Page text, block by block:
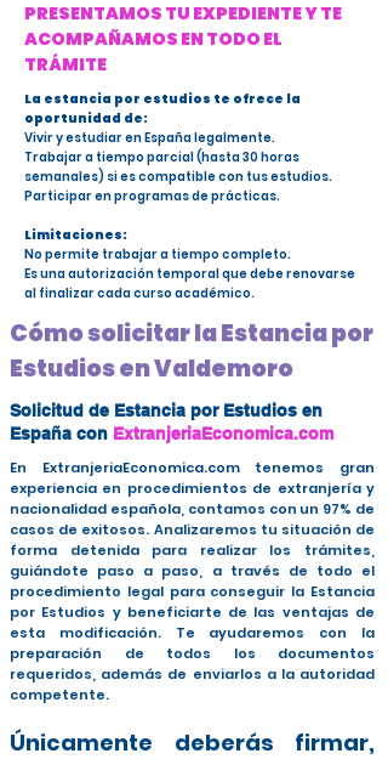
PRESENTAMOS TU EXPEDIENTE Y TE
ACOMPAÑAMOS EN TODO EL
TRÁMITE
La estancia por estudios te ofrece la
oportunidad de:
Vivir y estudiar en España legalmente.
Trabajar a tiempo parcial (hasta 30 horas
semanales) si es compatible con tus estudios.
Participar en programas de prácticas.
Limitaciones:
No permite trabajar a tiempo completo.
Es una autorización temporal que debe renovarse
al finalizar cada curso académico.
Cómo solicitar la Estancia por
Estudios en Valdemoro
Solicitud de Estancia por Estudios en
España con ExtranjeriaEconomica.com
En ExtranjeriaEconomica.com tenemos gran
experiencia en procedimientos de extranjería y
nacionalidad española, contamos con un 97% de
casos de exitosos. Analizaremos tu situación de
forma detenida para realizar los trámites,
guiándote paso a paso, a través de todo el
procedimiento legal para conseguir la Estancia
por Estudios y beneficiarte de las ventajas de
esta modificación. Te ayudaremos con la
preparación de todos los documentos
requeridos, además de enviarlos a la autoridad
competente.
Únicamente deberás firmar,